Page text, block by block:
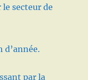
secteur de
d’année.
par la